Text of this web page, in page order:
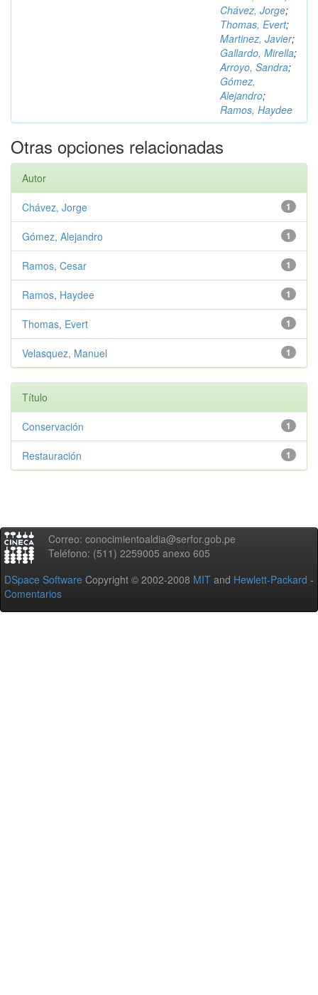
Chávez, Jorge;
Thomas, Evert;
Martinez, Javier;
Gallardo, Mirella;
Arroyo, Sandra;
Gómez,
Alejandro;
Ramos, Haydee
Otras opciones relacionadas
Autor
1
Chávez, Jorge
1
Gómez, Alejandro
1
Ramos, Cesar
1
Ramos, Haydee
1
Thomas, Evert
1
Velasquez, Manuel
Título
1
Conservación
1
Restauración
Correo: conocimientoaldia@serfor.gob.pe
Teléfono: (511) 2259005 anexo 605
DSpace Software Copyright © 2002-2008 MIT and Hewlett-Packard -
Comentarios